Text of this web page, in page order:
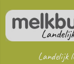
Landelijk